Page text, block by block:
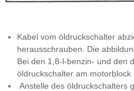
Kabel vom öldruckschalter
herausschrauben. Die
Bei den 1,8-l-benzin- und den
öldruckschalter am
Anstelle des öldruckschalters